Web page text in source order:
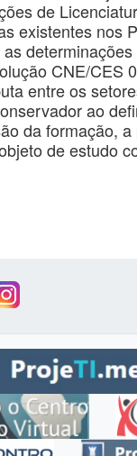
de
existentes nos
CNE/CES
entre os
ao
da formação,
de estudo